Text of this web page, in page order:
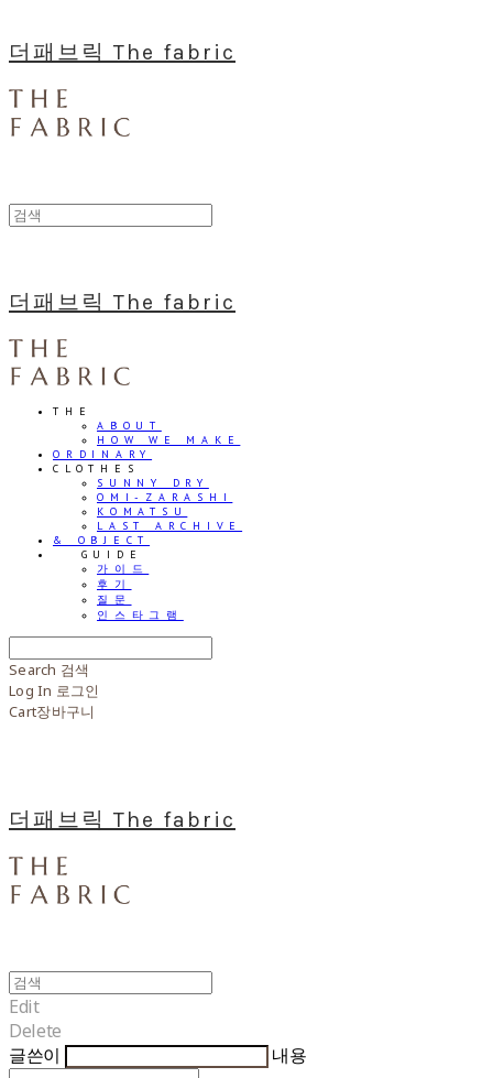
더패브릭 The fabric
더패브릭 The fabric
THE
ABOUT
HOW WE MAKE
ORDINARY
CLOTHES
SUNNY DRY
OMI-ZARASHI
KOMATSU
LAST ARCHIVE
& OBJECT
⠀⠀GUIDE
가이드
후기
질문
인스타그램
Search 검색
Log In 로그인
Cart장바구니
더패브릭 The fabric
Edit
Delete
글쓴이
내용